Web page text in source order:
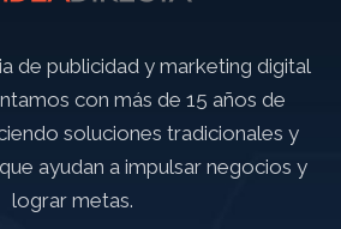
de publicidad y marketing digital
con más de 15 años de
soluciones tradicionales y
ayudan a impulsar negocios y
lograr metas.